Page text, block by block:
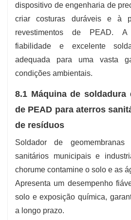
dispositivo de engenharia de
criar costuras duráveis ​​e à
revestimentos de PEAD. A
fiabilidade e excelente
adequada para uma vasta
condições ambientais.
8.1 Máquina de soldadura
de PEAD para aterros
de resíduos
Soldador de
sanitários municipais e
chorume contamine o solo e as
Apresenta um desempenho
solo e exposição química,
a longo prazo.